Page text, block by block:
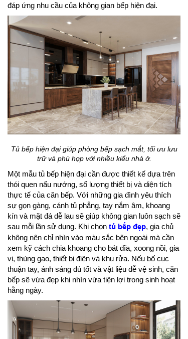
đáp ứng nhu cầu của không gian bếp hiện đại.
Tủ bếp hiện đại giúp phòng bếp sạch mắt, tối ưu lưu
trữ và phù hợp với nhiều kiểu nhà ở.
Một mẫu tủ bếp hiện đại cần được thiết kế dựa trên
thói quen nấu nướng, số lượng thiết bị và diện tích
thực tế của căn bếp. Với những gia đình yêu thích
sự gọn gàng, cánh tủ phẳng, tay nắm âm, khoang
kín và mặt đá dễ lau sẽ giúp không gian luôn sạch sẽ
sau mỗi lần sử dụng. Khi chọn tủ bếp đẹp, gia chủ
không nên chỉ nhìn vào màu sắc bên ngoài mà cần
xem kỹ cách chia khoang cho bát đĩa, xoong nồi, gia
vị, thùng gạo, thiết bị điện và khu rửa. Nếu bố cục
thuận tay, ánh sáng đủ tốt và vật liệu dễ vệ sinh, căn
bếp sẽ vừa đẹp khi nhìn vừa tiện lợi trong sinh hoạt
hằng ngày.